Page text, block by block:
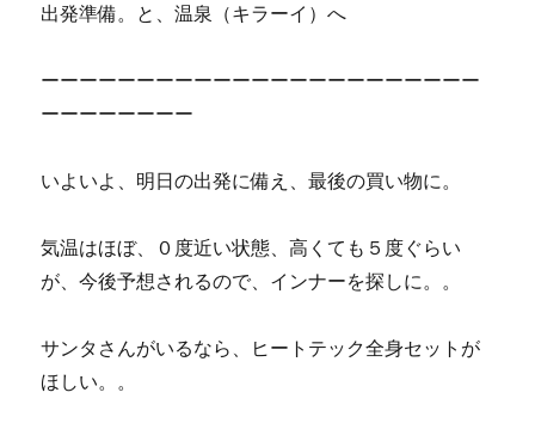
出発準備。と、温泉（キラーイ）へ
ーーーーーーーーーーーーーーーーーーーーーーー
ーーーーーーーー
いよいよ、明日の出発に備え、最後の買い物に。
気温はほぼ、０度近い状態、高くても５度ぐらい
が、今後予想されるので、インナーを探しに。。
サンタさんがいるなら、ヒートテック全身セットが
ほしい。。